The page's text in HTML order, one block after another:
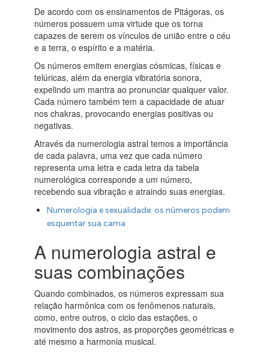
De acordo com os ensinamentos de Pitágoras, os
números possuem uma virtude que os torna
capazes de serem os vínculos de união entre o céu
e a terra, o espírito e a matéria.
Os números emitem energias cósmicas, físicas e
telúricas, além da energia vibratória sonora,
expelindo um mantra ao pronunciar qualquer valor.
Cada número também tem a capacidade de atuar
nos chakras, provocando energias positivas ou
negativas.
Através da numerologia astral temos a importância
de cada palavra, uma vez que cada número
representa uma letra e cada letra da tabela
numerológica corresponde a um número,
recebendo sua vibração e atraindo suas energias.
Numerologia e sexualidade: os números podem
esquentar sua cama
A numerologia astral e
suas combinações
Quando combinados, os números expressam sua
relação harmônica com os fenômenos naturais,
como, entre outros, o ciclo das estações, o
movimento dos astros, as proporções geométricas e
até mesmo a harmonia musical.